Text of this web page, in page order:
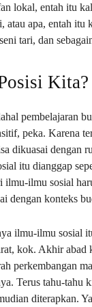
lokal, entah itu
atau apa, entah itu
tari, dan
Kita?
pembelajaran
peka. Karena
dikuasai dengan
itu dianggap
ilmu-ilmu sosial
dengan konteks
ilmu-ilmu sosial
kok. Akhir abad
perkembangan
Terus tahu-tahu
diterapkan.